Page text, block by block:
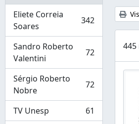
Eliete Correia
Soares
, 342 resultados 342
Sandro Roberto
Valentini
, 72 resultados 72
Sérgio Roberto
Nobre
, 72 resultados 72
TV Unesp
, 61 resultados
61